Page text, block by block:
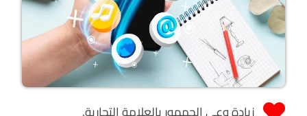
زيادة وعي الجمهور بالعلامة التجارية.